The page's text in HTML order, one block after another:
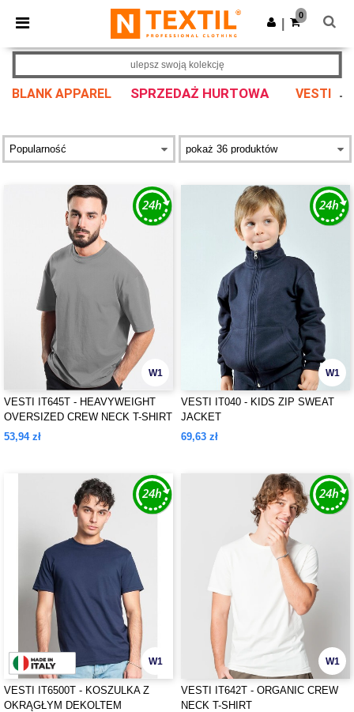
× Aplikacja Ntextil
Lepsze ceny w aplikacji!
Pobierz app
0
BLANK APPAREL SPRZEDAŻ HURTOWA VESTI
ulepsz swoją kolekcję
W1
VESTI IT645T - HEAVYWEIGHT
OVERSIZED CREW NECK T-SHIRT
53,94 zł
W1
VESTI IT040 - KIDS ZIP SWEAT
JACKET
69,63 zł
W1
VESTI IT6500T - KOSZULKA Z
OKRĄGŁYM DEKOLTEM
W1
VESTI IT642T - ORGANIC CREW
NECK T-SHIRT